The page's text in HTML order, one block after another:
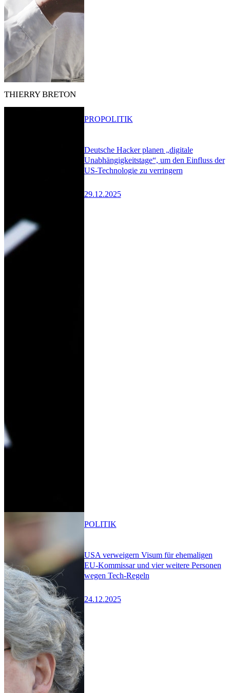
THIERRY BRETON
Deutsche Hacker planen „digitale
Unabhängigkeitstage“, um den Einfluss der
US-Technologie zu verringern
29.12.2025
PROPOLITIK
USA verweigern Visum für ehemaligen
EU-Kommissar und vier weitere Personen
wegen Tech-Regeln
24.12.2025
POLITIK